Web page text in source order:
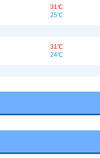
31℃
25℃
31℃
24℃